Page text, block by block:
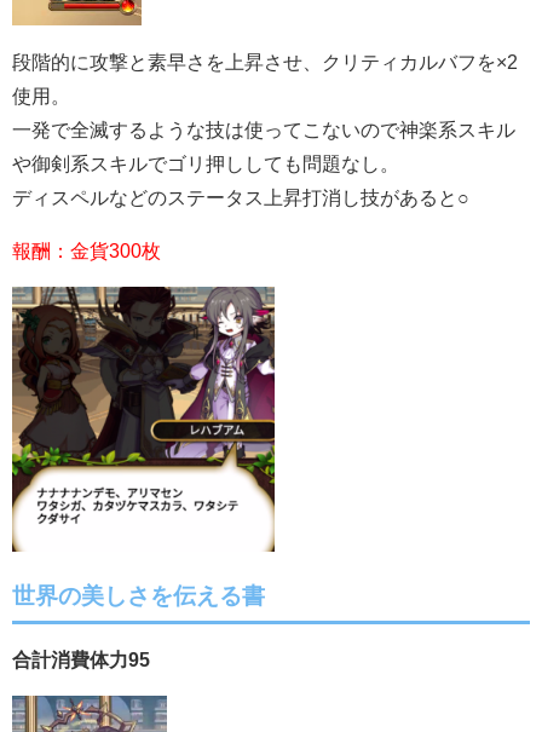
段階的に攻撃と素早さを上昇させ、クリティカルバフを×2
使用。
一発で全滅するような技は使ってこないので神楽系スキル
や御剣系スキルでゴリ押ししても問題なし。
ディスペルなどのステータス上昇打消し技があると○
報酬：金貨300枚
世界の美しさを伝える書
合計消費体力95